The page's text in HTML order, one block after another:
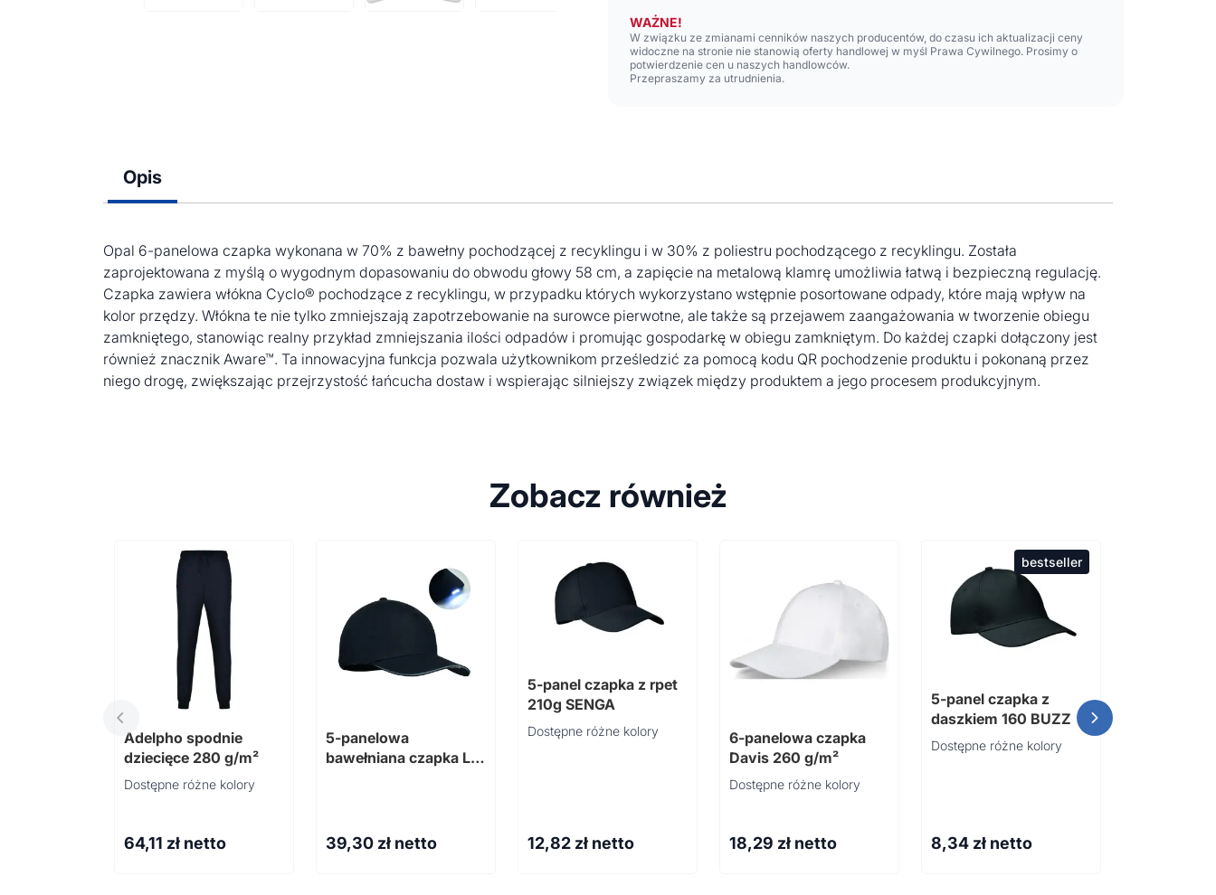
WAŻNE!
W związku ze zmianami cenników naszych producentów, do czasu ich aktualizacji ceny
widoczne na stronie nie stanowią oferty handlowej w myśl Prawa Cywilnego. Prosimy o
potwierdzenie cen u naszych handlowców.
Przepraszamy za utrudnienia.
Opis
Opal 6-panelowa czapka wykonana w 70% z bawełny pochodzącej z recyklingu i w 30% z poliestru pochodzącego z recyklingu. Została
zaprojektowana z myślą o wygodnym dopasowaniu do obwodu głowy 58 cm, a zapięcie na metalową klamrę umożliwia łatwą i bezpieczną regulację.
Czapka zawiera włókna Cyclo® pochodzące z recyklingu, w przypadku których wykorzystano wstępnie posortowane odpady, które mają wpływ na
kolor przędzy. Włókna te nie tylko zmniejszają zapotrzebowanie na surowce pierwotne, ale także są przejawem zaangażowania w tworzenie obiegu
zamkniętego, stanowiąc realny przykład zmniejszania ilości odpadów i promując gospodarkę w obiegu zamkniętym. Do każdej czapki dołączony jest
również znacznik Aware™. Ta innowacyjna funkcja pozwala użytkownikom prześledzić za pomocą kodu QR pochodzenie produktu i pokonaną przez
niego drogę, zwiększając przejrzystość łańcucha dostaw i wspierając silniejszy związek między produktem a jego procesem produkcyjnym.
Zobacz również
Adelpho spodnie
dziecięce 280 g/m²
Dostępne różne kolory
64,11 zł netto
5-panelowa
bawełniana czapka LE
39,30 zł netto
5-panel czapka z rpet
210g SENGA
Dostępne różne kolory
12,82 zł netto
6-panelowa czapka
Davis 260 g/m²
Dostępne różne kolory
18,29 zł netto
bestseller
5-panel czapka z
daszkiem 160 BUZZ
Dostępne różne kolory
8,34 zł netto